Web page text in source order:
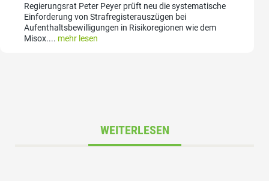
Regierungsrat Peter Peyer prüft neu die systematische
Einforderung von Strafregisterauszügen bei
Aufenthaltsbewilligungen in Risikoregionen wie dem
Misox.... mehr lesen
WEITERLESEN